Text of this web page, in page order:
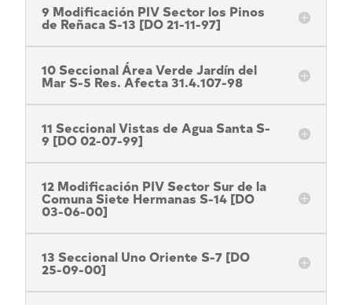
9 Modificación PIV Sector los Pinos
de Reñaca S-13 [DO 21-11-97]
10 Seccional Área Verde Jardín del
Mar S-5 Res. Afecta 31.4.107-98
11 Seccional Vistas de Agua Santa S-
9 [DO 02-07-99]
12 Modificación PIV Sector Sur de la
Comuna Siete Hermanas S-14 [DO
03-06-00]
13 Seccional Uno Oriente S-7 [DO
25-09-00]